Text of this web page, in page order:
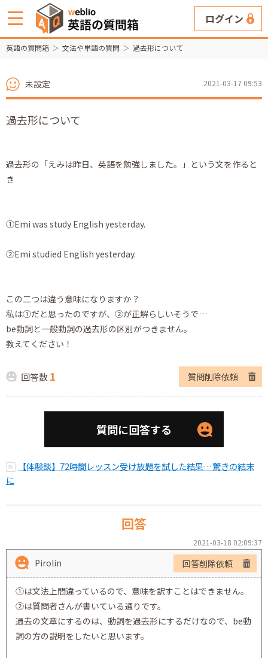
ログイン
英語の質問箱 文法や単語の質問 過去形について
未設定 2021-03-17 09:53
過去形について
過去形の「えみは昨日、英語を勉強しました。」という文を作ると
き
①Emi was study English yesterday.
②Emi studied English yesterday.
この二つは違う意味になりますか？
私は①だと思ったのですが、②が正解らしいそうで…
be動詞と一般動詞の過去形の区別がつきません。
教えてください！
回答数1 質問削除依頼
質問に回答する
【体験談】72時間レッスン受け放題を試した結果…驚きの結末
に
回答
2021-03-18 02:09:37
Pirolin 回答削除依頼
①は文法上間違っているので、意味を訳すことはできません。
②は質問者さんが書いている通りです。
過去の文章にするのは、動詞を過去形にするだけなので、be動
詞の方の説明をしたいと思います。